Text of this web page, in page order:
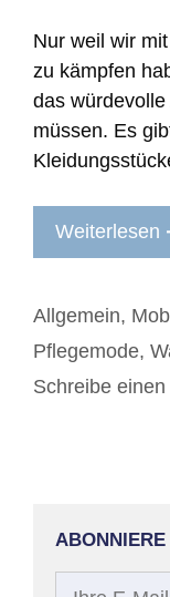
Nur weil wir
zu kämpfen
das
müssen. Es
Weiterlesen
Kategorien
Allgemein,
Pflegemode,
Schreibe